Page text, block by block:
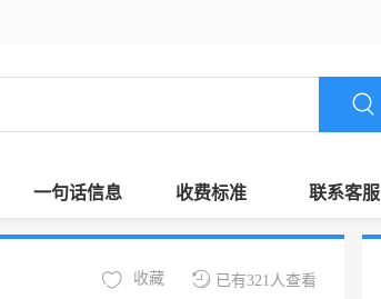
一句话信息 收费标准 联系客服
已有321人查看
收藏